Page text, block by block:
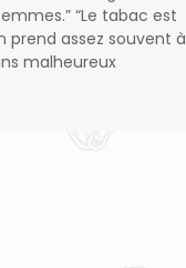
“Le tabac est
prend assez souvent à
malheureux